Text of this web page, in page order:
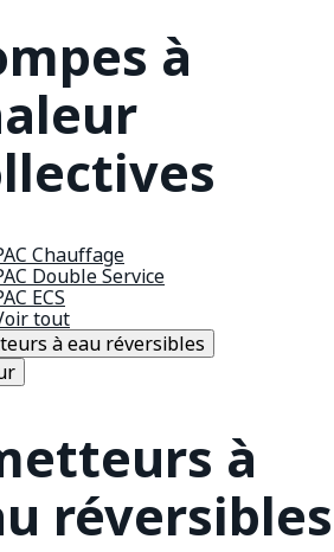
à
Chauffage
Double Service
ECS
tout
à eau réversibles
à
réversibles